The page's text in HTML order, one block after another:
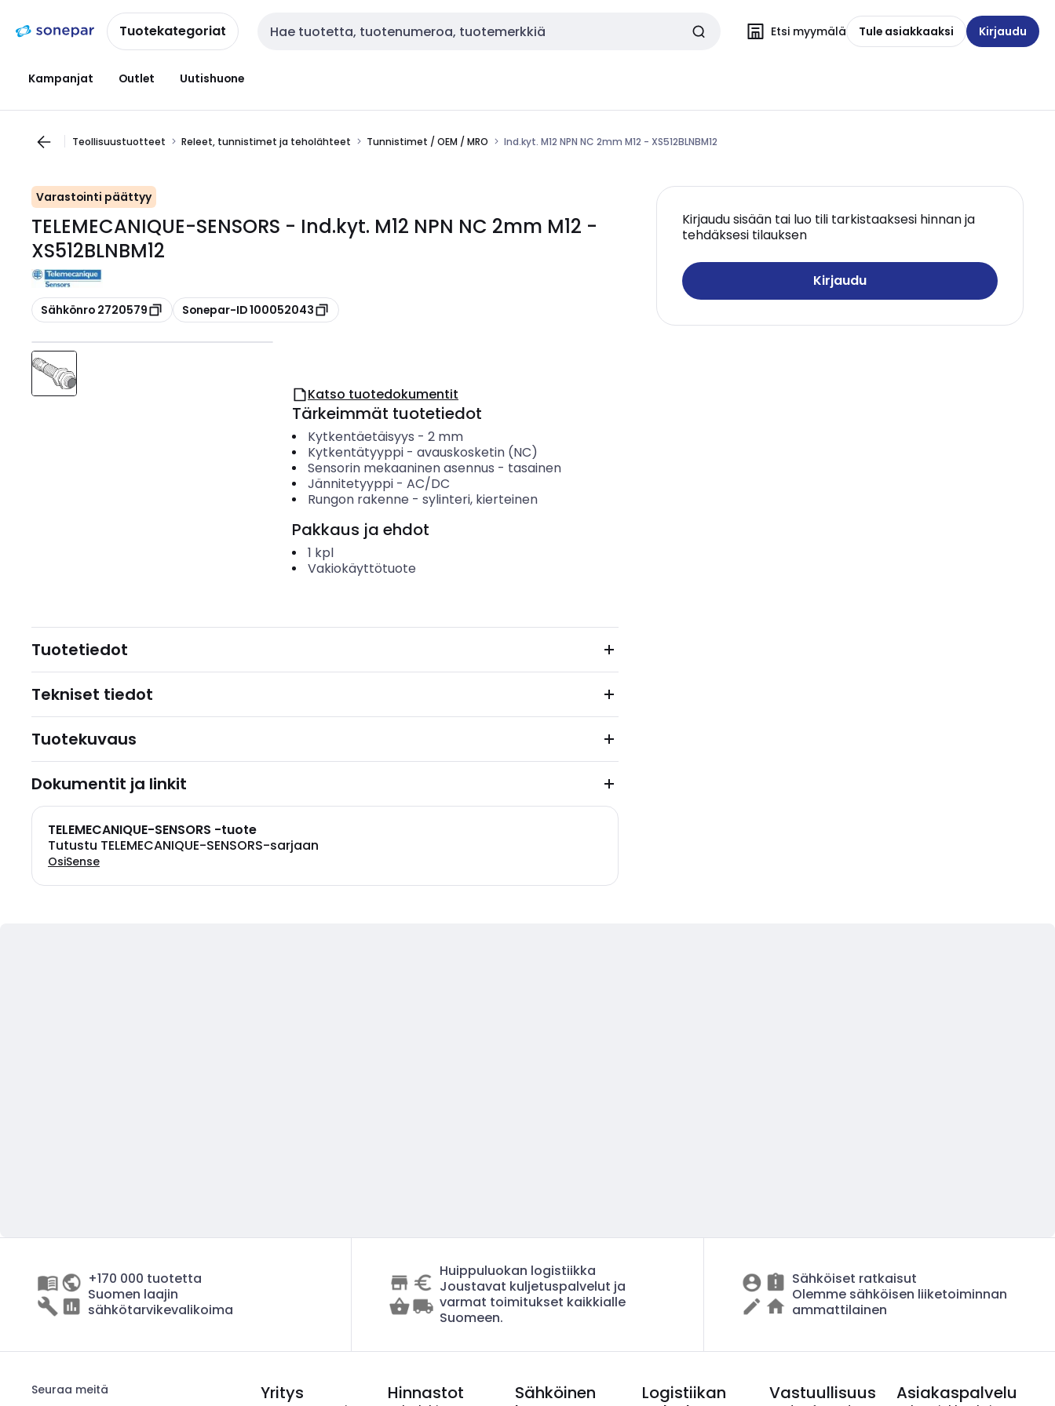
navigointiinsisältöönTuotekategoriat Haku Etsi myymälä Tule asiakkaaksi Kirjaudu
Kampanjat Outlet Uutishuone
Teollisuustuotteet Releet, tunnistimet ja teholähteet Tunnistimet / OEM / MRO Ind.kyt. M12 NPN NC 2mm M12 - XS512BLNBM12
Varastointi päättyy
TELEMECANIQUE-SENSORS - Ind.kyt. M12 NPN NC 2mm M12 -
XS512BLNBM12
Kopioi
Sähkönro 2720579 Kopioi
Sonepar-ID 100052043
Kirjaudu sisään tai luo tili tarkistaaksesi hinnan ja
tehdäksesi tilauksen
Kirjaudu
Katso tuotedokumentit
Tärkeimmät tuotetiedot
Kytkentäetäisyys - 2 mm
Kytkentätyyppi- avauskosketin (NC)
Sensorin mekaaninen asennus - tasainen
Jännitetyyppi- AC/DC
Rungon rakenne - sylinteri, kierteinen
Pakkaus ja ehdot
1 kpl
Vakiokäyttötuote
Tuotetiedot
Tekniset tiedot
Tuotekuvaus
Dokumentit ja linkit
TELEMECANIQUE-SENSORS -tuote
Tutustu TELEMECANIQUE-SENSORS-sarjaan
OsiSense
+170 000 tuotetta
Suomen laajin
sähkötarvikevalikoima
Huippuluokan logistiikka
Joustavat kuljetuspalvelut ja
varmat toimitukset kaikkialle
Suomeen.
Sähköiset ratkaisut
Olemme sähköisen liiketoiminnan
ammattilainen
Seuraa meitä Yritys Hinnastot
Sähköinen
Logistiikan
Vastuullisuus Asiakaspalvelu